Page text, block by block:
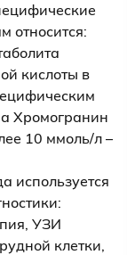
относится:
кислоты в
Хромогранин
10 ммоль/л –
используется
УЗИ
клетки,